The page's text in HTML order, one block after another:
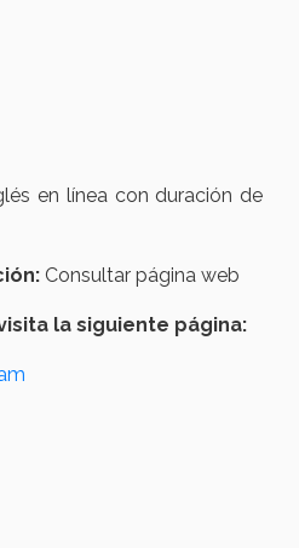
en línea con duración de
Consultar página web
la siguiente página: